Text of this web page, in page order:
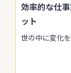
効率的な仕
ット
世の中に変化